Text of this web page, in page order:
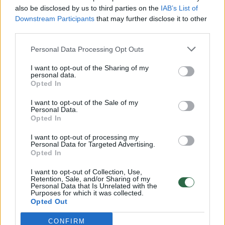
also be disclosed by us to third parties on the IAB’s List of
Downstream Participants that may further disclose it to other
Personal Data Processing Opt Outs
I want to opt-out of the Sharing of my
personal data.
Opted In
I want to opt-out of the Sale of my
Personal Data.
Opted In
I want to opt-out of processing my
Personal Data for Targeted Advertising.
Opted In
I want to opt-out of Collection, Use,
Retention, Sale, and/or Sharing of my
Personal Data that Is Unrelated with the
Purposes for which it was collected.
Opted Out
CONFIRM
Žinios | Lietuvos diena
00:00:57
Savaitės vidurys nusimato karštas: temperatūra kils iki
32 laipsnių šilumos
Žinios | Orai
00:15:54
V. Zalužno pasisakymą laiko bandymu įsitvirtinti
Laidos | Nauja diena
Nufilmavo, kaip patvino Vilniaus Vakarinis aplinkkelis:
vaizdas pribloškia
Žinios